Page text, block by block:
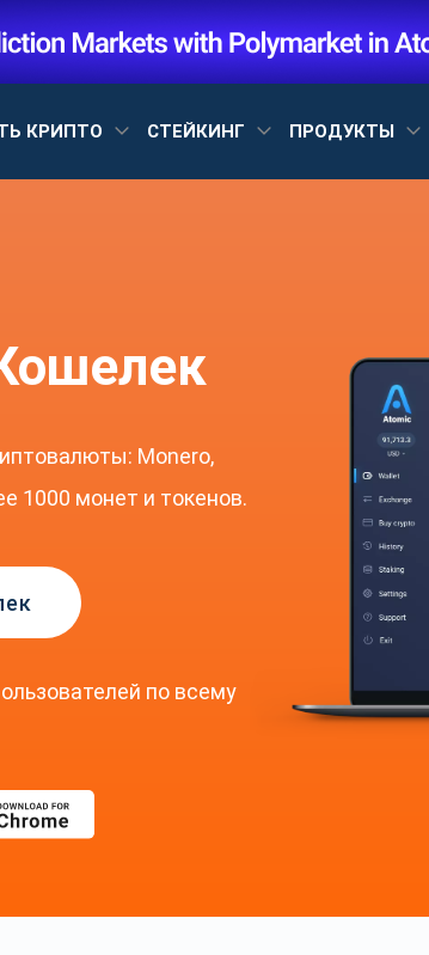
КРИПТО СТЕЙКИНГ ПРОДУКТЫ
Monero,
1000 монет и токенов.
по всему